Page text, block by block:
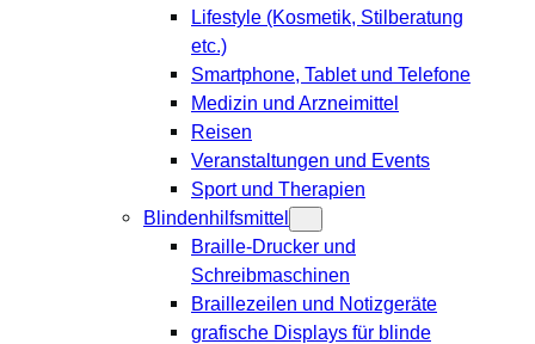
Lifestyle (Kosmetik, Stilberatung
etc.)
Smartphone, Tablet und Telefone
Medizin und Arzneimittel
Reisen
Veranstaltungen und Events
Sport und Therapien
Blindenhilfsmittel
Braille-Drucker und
Schreibmaschinen
Braillezeilen und Notizgeräte
grafische Displays für blinde